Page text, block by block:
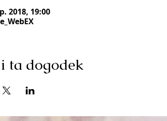
2018, 19:00
ta dogodek